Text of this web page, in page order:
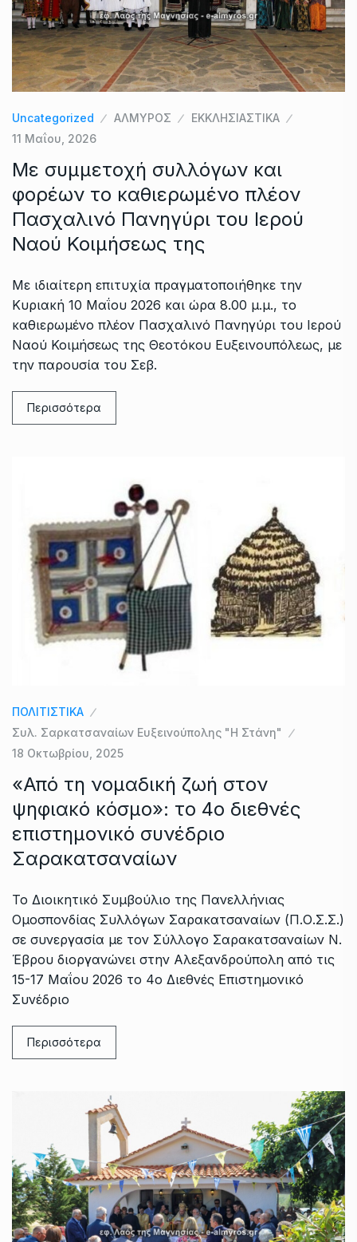
Uncategorized ΑΛΜΥΡΟΣ
ΕΚΚΛΗΣΙΑΣΤΙΚΑ
11 Μαΐου, 2026
Με συμμετοχή συλλόγων και
φορέων το καθιερωμένο πλέον
Πασχαλινό Πανηγύρι του Ιερού
Ναού Κοιμήσεως της
Με ιδιαίτερη επιτυχία πραγματοποιήθηκε την
Κυριακή 10 Μαΐου 2026 και ώρα 8.00 μ.μ., το
καθιερωμένο πλέον Πασχαλινό Πανηγύρι του Ιερού
Ναού Κοιμήσεως της Θεοτόκου Ευξεινουπόλεως, με
την παρουσία του Σεβ.
Περισσότερα
ΠΟΛΙΤΙΣΤΙΚΑ
Συλ. Σαρκατσαναίων Ευξεινούπολης "Η Στάνη"
18 Οκτωβρίου, 2025
«Από τη νομαδική ζωή στον
ψηφιακό κόσμο»: το 4ο διεθνές
επιστημονικό συνέδριο
Σαρακατσαναίων
Το Διοικητικό Συμβούλιο της Πανελλήνιας
Ομοσπονδίας Συλλόγων Σαρακατσαναίων (Π.Ο.Σ.Σ.)
σε συνεργασία με τον Σύλλογο Σαρακατσαναίων Ν.
Έβρου διοργανώνει στην Αλεξανδρούπολη από τις
15-17 Μαΐου 2026 το 4ο Διεθνές Επιστημονικό
Συνέδριο
Περισσότερα